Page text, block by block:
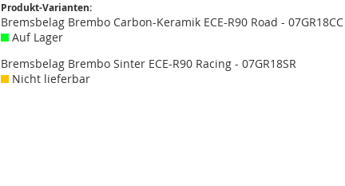
Produkt-Varianten:
Bremsbelag Brembo Carbon-Keramik ECE-R90 Road - 07GR18CC
Auf Lager
Bremsbelag Brembo Sinter ECE-R90 Racing - 07GR18SR
Nicht lieferbar